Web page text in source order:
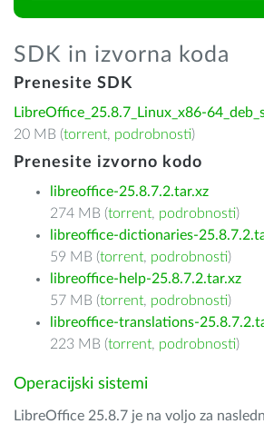
SDK in izvorna koda
Prenesite SDK
LibreOffice_25.8.7_Linux_x86-
20 MB (torrent, podrobnosti)
Prenesite izvorno kodo
libreoffice-25.8.7.2.tar.xz
274 MB (torrent, podrobnosti)
libreoffice-dictionaries-
59 MB (torrent, podrobnosti)
libreoffice-help-25.8.7.2.tar.xz
57 MB (torrent, podrobnosti)
libreoffice-translations-
223 MB (torrent, podrobnosti)
Operacijski sistemi
LibreOffice 25.8.7 je na voljo za